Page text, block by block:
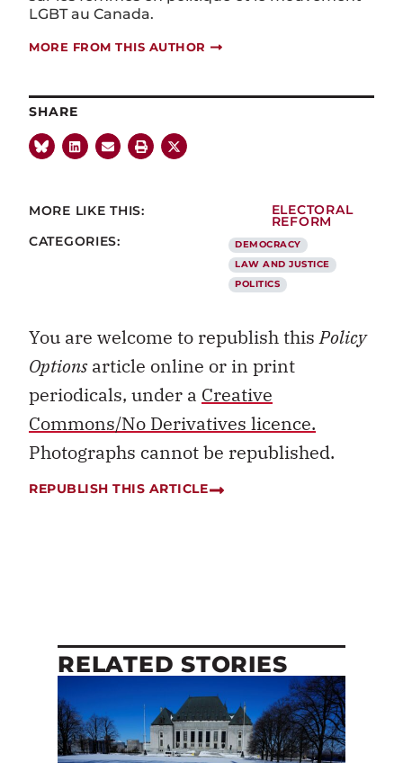
LGBT au Canada.
MORE FROM THIS AUTHOR
SHARE
MORE LIKE THIS:
ELECTORAL
REFORM
CATEGORIES:
DEMOCRACY
LAW AND JUSTICE
POLITICS
You are welcome to republish thisPolicy
Optionsarticle online or in print
periodicals, under a Creative
Commons/No Derivatives licence.
Photographs cannot be republished.
REPUBLISH THIS ARTICLE
RELATED STORIES